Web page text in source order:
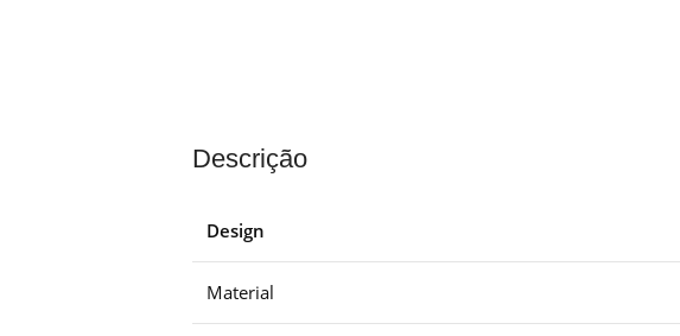
Descrição
Design
Material